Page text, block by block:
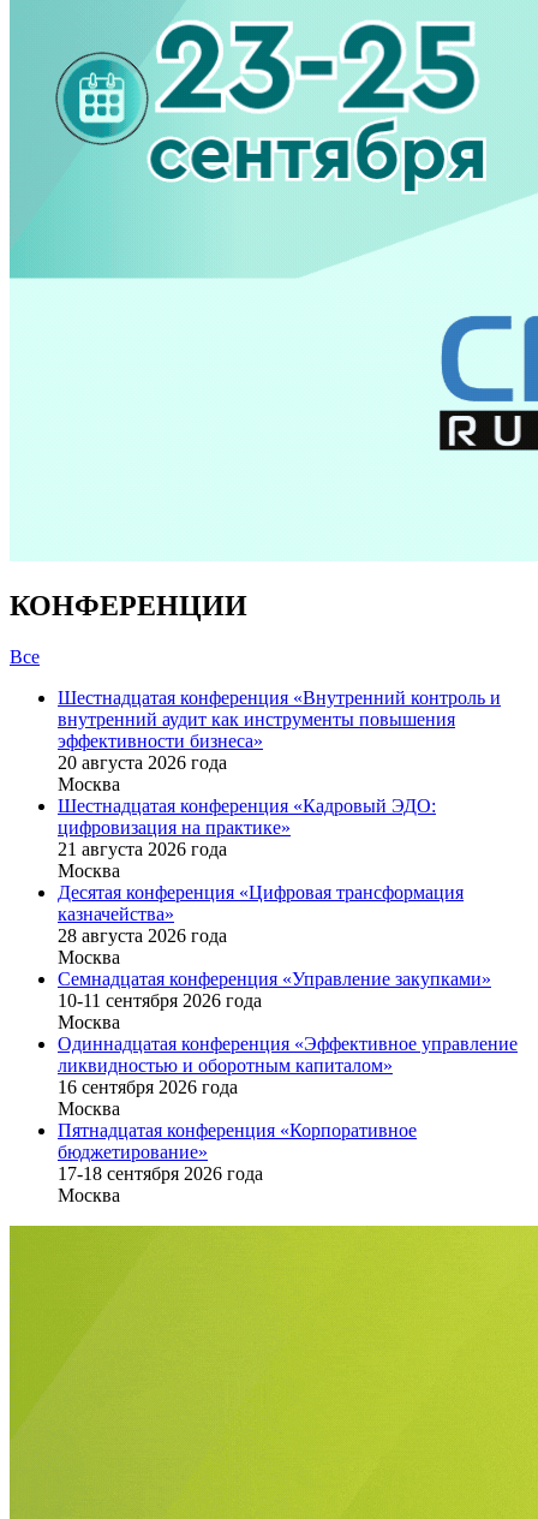
КОНФЕРЕНЦИИ
Все
Шестнадцатая конференция «Внутренний контроль и
внутренний аудит как инструменты повышения
эффективности бизнеса»
20 августа 2026 года
Москва
Шестнадцатая конференция «Кадровый ЭДО:
цифровизация на практике»
21 августа 2026 года
Москва
Десятая конференция «Цифровая трансформация
казначейства»
28 августа 2026 года
Москва
Семнадцатая конференция «Управление закупками»
10-11 сентября 2026 года
Москва
Одиннадцатая конференция «Эффективное управление
ликвидностью и оборотным капиталом»
16 cентября 2026 года
Москва
Пятнадцатая конференция «Корпоративное
бюджетирование»
17-18 сентября 2026 года
Москва